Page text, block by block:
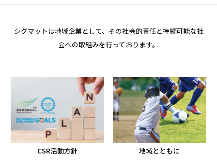
シグマットは地域企業として、 その社会的責任と持続可能な社
会への取組みを行っております。
CSR活動方針 地域とともに